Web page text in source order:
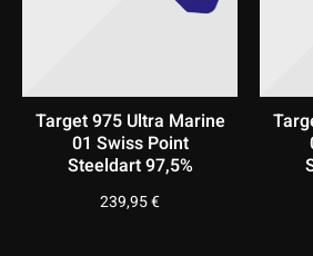
Target 975 Ultra Marine
01 Swiss Point
Steeldart 97,5%
239,95€